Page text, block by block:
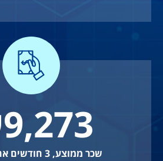
שכר ממוצע, 3 חודשים אחרי הקורס
9,273